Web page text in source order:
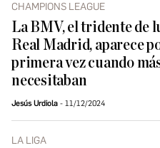
CHAMPIONS LEAGUE
La BMV, el tridente de
Real Madrid, aparece
primera vez cuando
necesitaban
Jesús Urdiola 11/12/2024
LA LIGA